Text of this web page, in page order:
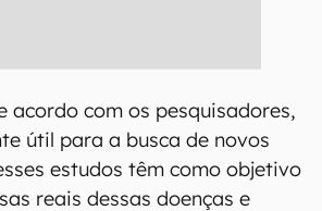
acordo com os pesquisadores,
útil para a busca de novos
estudos têm como objetivo
reais dessas doenças e